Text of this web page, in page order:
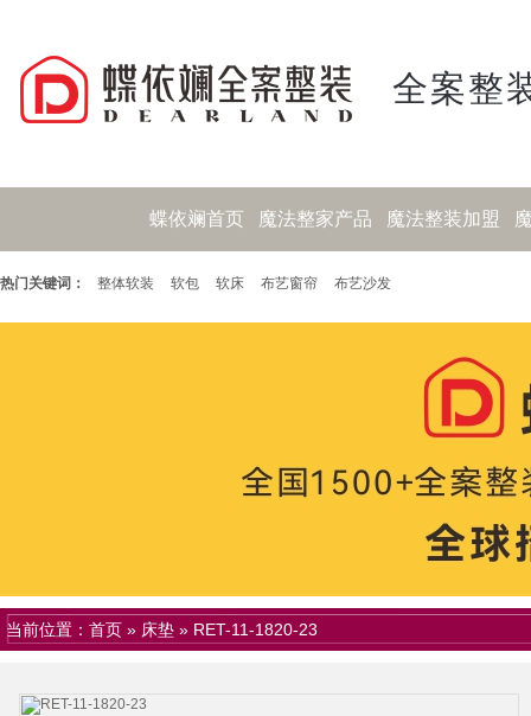
全案整
蝶依斓首页 魔法整家产品 魔法整装加盟
热门关键词： 整体软装 软包 软床 布艺窗帘 布艺沙发
当前位置： 首页 » 床垫 » RET-11-1820-23